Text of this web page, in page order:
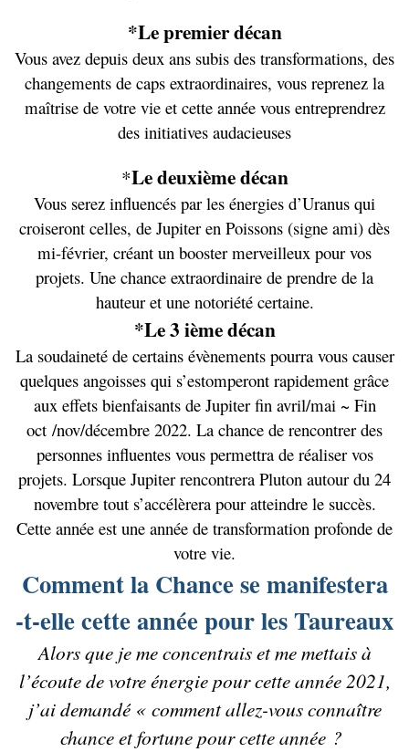
*Le premier décan
Vous avez depuis deux ans subis des transformations, des
changements de caps extraordinaires, vous reprenez la
maîtrise de votre vie et cette année vous entreprendrez
des initiatives audacieuses
*Le deuxième décan
Vous serez influencés par les énergies d’Uranus qui
croiseront celles, de Jupiter en Poissons (signe ami) dès
mi-février, créant un booster merveilleux pour vos
projets. Une chance extraordinaire de prendre de la
hauteur et une notoriété certaine.
*Le 3 ième décan
La soudaineté de certains évènements pourra vous causer
quelques angoisses qui s’estomperont rapidement grâce
aux effets bienfaisants de Jupiter fin avril/mai ~ Fin
oct /nov/décembre 2022. La chance de rencontrer des
personnes influentes vous permettra de réaliser vos
projets. Lorsque Jupiter rencontrera Pluton autour du 24
novembre tout s’accélèrera pour atteindre le succès.
Cette année est une année de transformation profonde de
votre vie.
Comment la Chance se manifestera
-t-elle cette année pour les Taureaux
Alors que je me concentrais et me mettais à
l’écoute de votre énergie pour cette année 2021,
j’ai demandé « comment allez-vous connaître
chance et fortune pour cette année ?